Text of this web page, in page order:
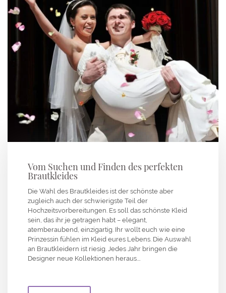
Vom Suchen und Finden des perfekten
Brautkleides
Die Wahl des Brautkleides ist der schönste aber
zugleich auch der schwierigste Teil der
Hochzeitsvorbereitungen. Es soll das schönste Kleid
sein, das ihr je getragen habt – elegant,
atemberaubend, einzigartig. Ihr wollt euch wie eine
Prinzessin fühlen im Kleid eures Lebens. Die Auswahl
an Brautkleidern ist riesig. Jedes Jahr bringen die
Designer neue Kollektionen heraus.…